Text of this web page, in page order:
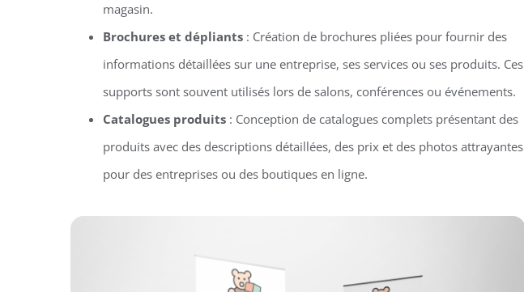
magasin.
Brochures et dépliants: Création de brochures pliées pour fournir des
informations détaillées sur une entreprise, ses services ou ses produits. Ces
supports sont souvent utilisés lors de salons, conférences ou événements.
Catalogues produits: Conception de catalogues complets présentant des
produits avec des descriptions détaillées, des prix et des photos attrayantes
pour des entreprises ou des boutiques en ligne.